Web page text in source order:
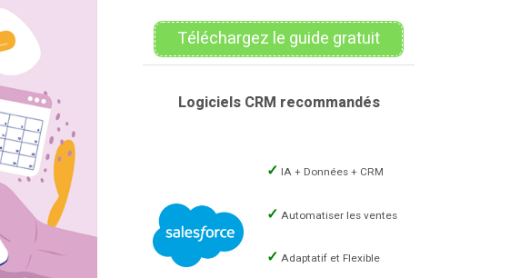
Téléchargez le guide gratuit
Logiciels CRM recommandés
IA + Données + CRM
Automatiser les ventes
Adaptatif et Flexible